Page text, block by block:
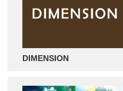
DIMENSION